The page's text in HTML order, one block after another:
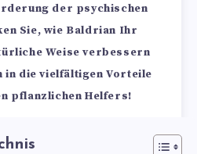
der psychischen
Sie, wie Baldrian Ihr
Weise verbessern
in die vielfältigen Vorteile
pflanzlichen Helfers!